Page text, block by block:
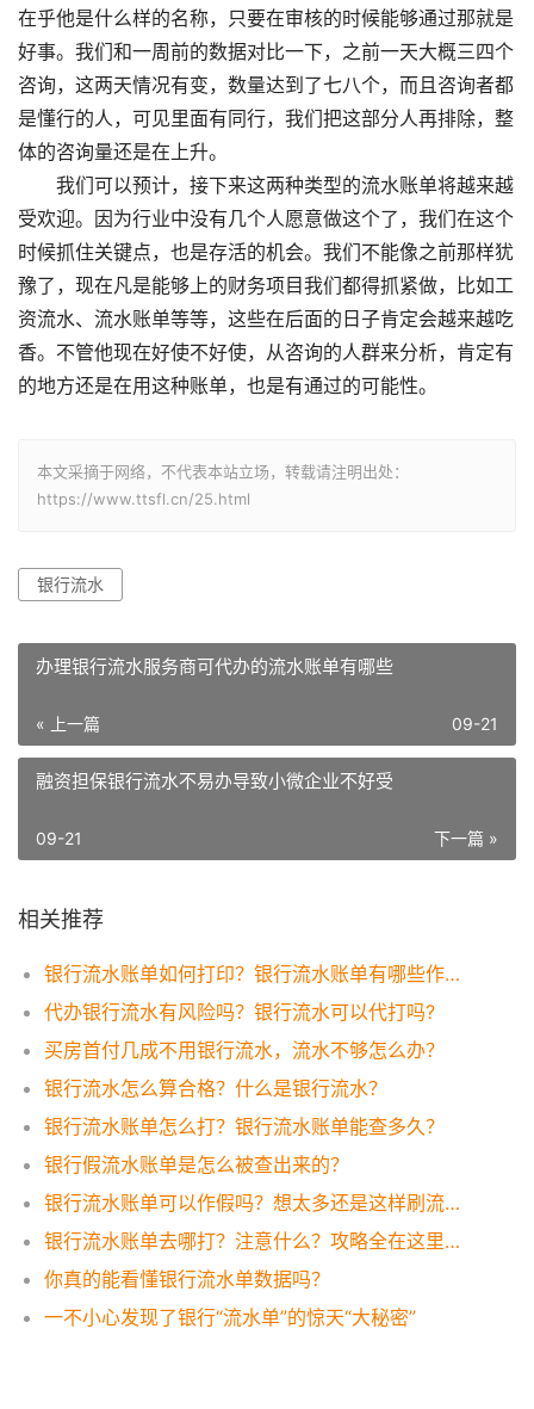
在乎他是什么样的名称，只要在审核的时候能够通过那就是
好事。我们和一周前的数据对比一下，之前一天大概三四个
咨询，这两天情况有变，数量达到了七八个，而且咨询者都
是懂行的人，可见里面有同行，我们把这部分人再排除，整
体的咨询量还是在上升。
我们可以预计，接下来这两种类型的流水账单将越来越
受欢迎。因为行业中没有几个人愿意做这个了，我们在这个
时候抓住关键点，也是存活的机会。我们不能像之前那样犹
豫了，现在凡是能够上的财务项目我们都得抓紧做，比如工
资流水、流水账单等等，这些在后面的日子肯定会越来越吃
香。不管他现在好使不好使，从咨询的人群来分析，肯定有
的地方还是在用这种账单，也是有通过的可能性。
本文采摘于网络，不代表本站立场，转载请注明出处：
https://www.ttsfl.cn/25.html
银行流水
办理银行流水服务商可代办的流水账单有哪些
« 上一篇 09-21
融资担保银行流水不易办导致小微企业不好受
下一篇 »
09-21
相关推荐
银行流水账单如何打印？银行流水账单有哪些作用？
代办银行流水有风险吗？银行流水可以代打吗?
买房首付几成不用银行流水，流水不够怎么办？
银行流水怎么算合格？什么是银行流水？
银行流水账单怎么打？银行流水账单能查多久？
银行假流水账单是怎么被查出来的？
银行流水账单可以作假吗？想太多还是这样刷流水才有效！
银行流水账单去哪打？注意什么？攻略全在这里，一看便知！
你真的能看懂银行流水单数据吗？
一不小心发现了银行“流水单”的惊天“大秘密”